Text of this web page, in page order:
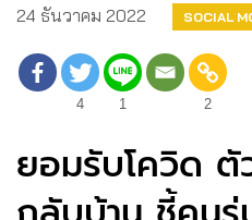
24 ธันวาคม 2022 SOCIAL
4 1 2
ยอมรับโควิด ตั